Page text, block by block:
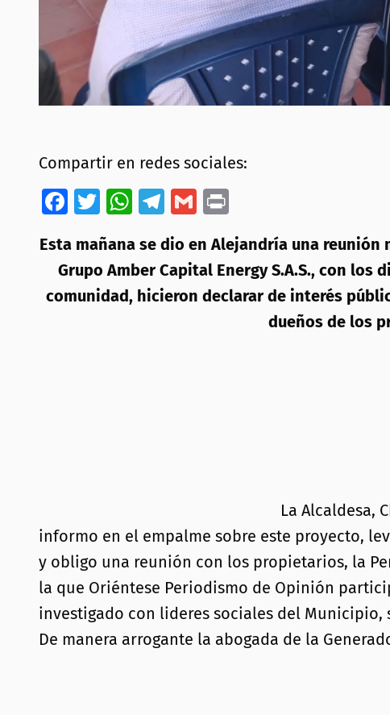
Compartir en redes sociales:
Facebook
Twitter
WhatsApp
Telegram
Gmail
Esta mañana se dio en Alejandría una
Grupo Amber Capital Energy S.A.S., con
comunidad, hicieron declarar de interés
dueños de los
La Alcaldesa,
informo en el empalme sobre este proyecto,
y obligo una reunión con los propietarios, la
la que Oriéntese Periodismo de Opinión
investigado con lideres sociales del Municipio,
De manera arrogante la abogada de la